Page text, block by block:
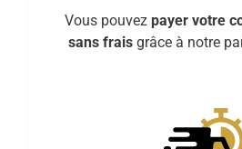
Vous pouvez payer votre
sans frais grâce à notre